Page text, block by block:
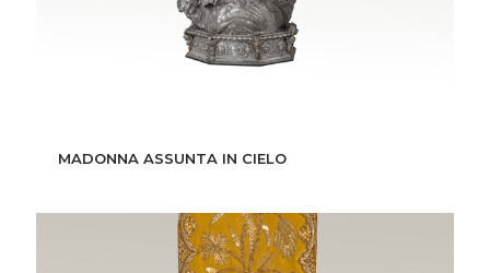
MADONNA ASSUNTA IN CIELO